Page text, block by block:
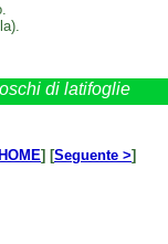
di latifoglie
] [Seguente >]